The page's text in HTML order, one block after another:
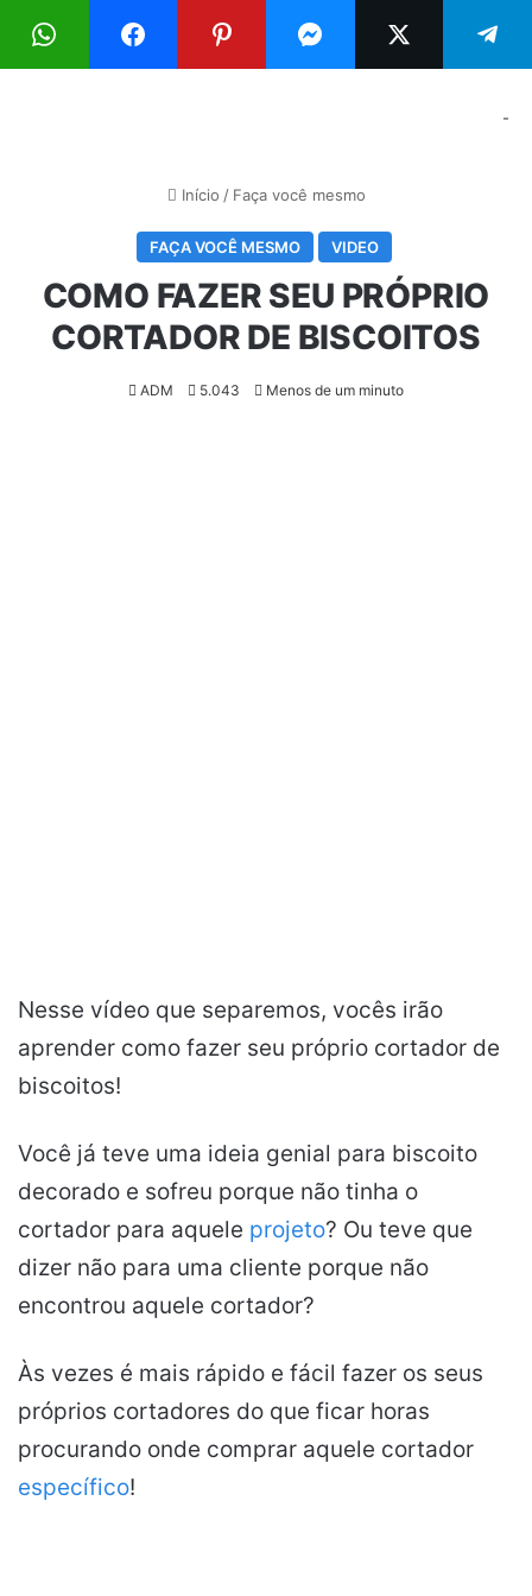
Menu
-
Início / Faça você mesmo
FAÇA VOCÊ MESMO VIDEO
COMO FAZER SEU PRÓPRIO
CORTADOR DE BISCOITOS
ADM 5.043 Menos de um minuto
Nesse vídeo que separemos, vocês irão
aprender como fazer seu próprio cortador de
biscoitos!
Você já teve uma ideia genial para biscoito
decorado e sofreu porque não tinha o
cortador para aquele projeto? Ou teve que
dizer não para uma cliente porque não
encontrou aquele cortador?
Às vezes é mais rápido e fácil fazer os seus
próprios cortadores do que ficar horas
procurando onde comprar aquele cortador
específico!